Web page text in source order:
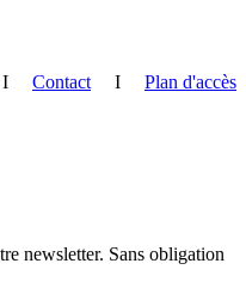
I Contact I Plan d'accès
newsletter. Sans obligation